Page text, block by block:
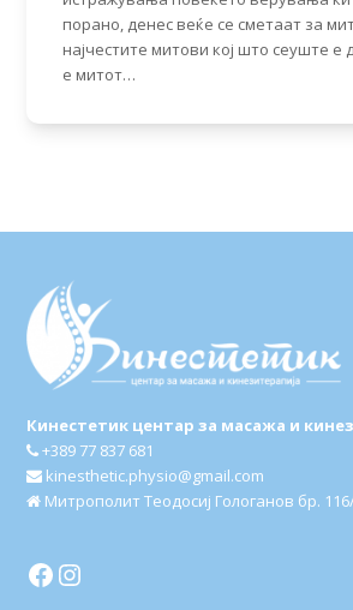
порано, денес веќе се сметаат за
најчестите митови кој што сеуште е
е митот…
Кинестетик центар за масажа и
+389 77 837 681
kinesthetic.physio@gmail.com
Митрополит Теодосиј Гологанов бр.
Facebook
Instagram